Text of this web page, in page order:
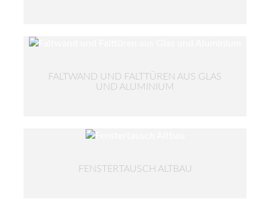
FALTWAND UND FALTTÜREN AUS GLAS
UND ALUMINIUM
FENSTERTAUSCH ALTBAU